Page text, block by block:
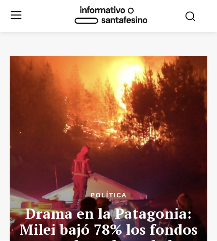
POLÍTICA
Drama en la Patagonia:
Milei bajó 78% los fondos